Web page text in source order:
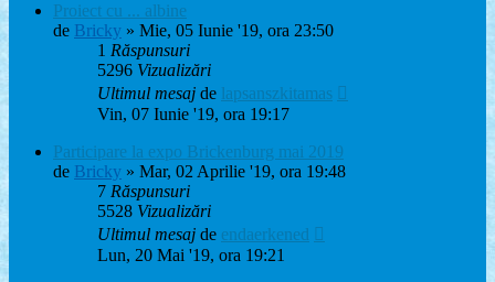
Proiect cu ... albine
de Bricky » Mie, 05 Iunie '19, ora 23:50
1 Răspunsuri
5296 Vizualizări
Ultimul mesaj de lapsanszkitamas
Vin, 07 Iunie '19, ora 19:17
Participare la expo Brickenburg mai 2019
de Bricky » Mar, 02 Aprilie '19, ora 19:48
7 Răspunsuri
5528 Vizualizări
Ultimul mesaj de endaerkened
Lun, 20 Mai '19, ora 19:21